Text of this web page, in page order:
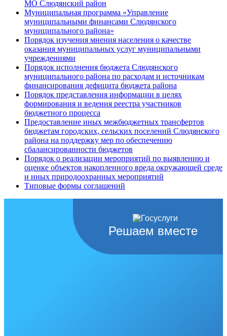
МО Слюдянский район
Муниципальная программа «Управление
муниципальными финансами Слюдянского
муниципального района»
Порядок изучения мнения населения о качестве
оказания муниципальных услуг муниципальными
учреждениями
Порядок исполнения бюджета Слюдянского
муниципального района по расходам и источникам
финансирования дефицита бюджета района
Порядок представления информации в целях
формирования и ведения реестра участников
бюджетного процесса
Предоставление иных межбюджетных трансфертов
бюджетам городских, сельских поселений Слюдянского
района на поддержку мер по обеспечению
сбалансированности бюджетов
Порядок о реализации мероприятий по выявлению и
оценке объектов накопленного вреда окружающей среде
и иных природоохранных мероприятий
Типовые формы соглашений
Решаем вместе